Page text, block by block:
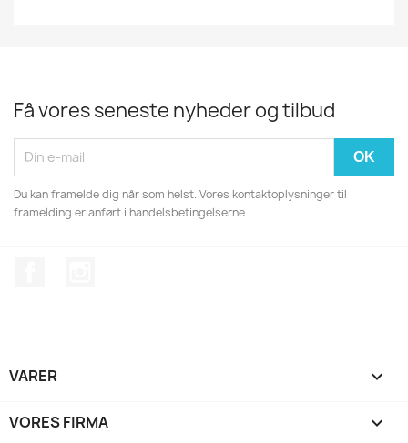
Få vores seneste nyheder og tilbud
Du kan framelde dig når som helst. Vores kontaktoplysninger til
framelding er anført i handelsbetingelserne.
VARER 
VORES FIRMA 